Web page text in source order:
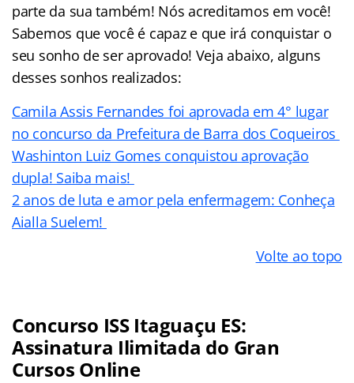
parte da sua também! Nós acreditamos em você!
Sabemos que você é capaz e que irá conquistar o
seu sonho de ser aprovado! Veja abaixo, alguns
desses sonhos realizados:
Camila Assis Fernandes foi aprovada em 4° lugar
no concurso da Prefeitura de Barra dos Coqueiros
Washinton Luiz Gomes conquistou aprovação
dupla! Saiba mais!
2 anos de luta e amor pela enfermagem: Conheça
Aialla Suelem!
Volte ao topo
Concurso ISS Itaguaçu ES:
Assinatura Ilimitada do Gran
Cursos Online